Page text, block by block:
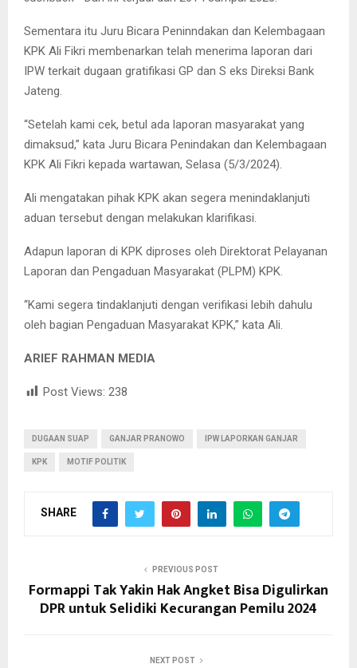
Sementara itu Juru Bicara Peninndakan dan Kelembagaan
KPK Ali Fikri membenarkan telah menerima laporan dari
IPW terkait dugaan gratifikasi GP dan S eks Direksi Bank
Jateng.
“Setelah kami cek, betul ada laporan masyarakat yang
dimaksud,” kata Juru Bicara Penindakan dan Kelembagaan
KPK Ali Fikri kepada wartawan, Selasa (5/3/2024).
Ali mengatakan pihak KPK akan segera menindaklanjuti
aduan tersebut dengan melakukan klarifikasi.
Adapun laporan di KPK diproses oleh Direktorat Pelayanan
Laporan dan Pengaduan Masyarakat (PLPM) KPK.
“Kami segera tindaklanjuti dengan verifikasi lebih dahulu
oleh bagian Pengaduan Masyarakat KPK,” kata Ali.
ARIEF RAHMAN MEDIA
Post Views: 238
DUGAAN SUAP GANJAR PRANOWO IPW LAPORKAN GANJAR
KPK MOTIF POLITIK
SHARE
PREVIOUS POST
Formappi Tak Yakin Hak Angket Bisa Digulirkan
DPR untuk Selidiki Kecurangan Pemilu 2024
NEXT POST